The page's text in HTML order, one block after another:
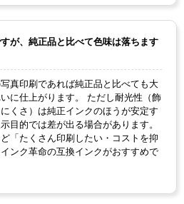
が、純正品と比べて色味は落ちます
真印刷であれば純正品と比べても大
に仕上がります。 ただし耐光性（飾
くさ）は純正インクのほうが安定す
目的では差が出る場合があります。
「たくさん印刷したい・コストを抑
ンク革命の互換インクがおすすめで